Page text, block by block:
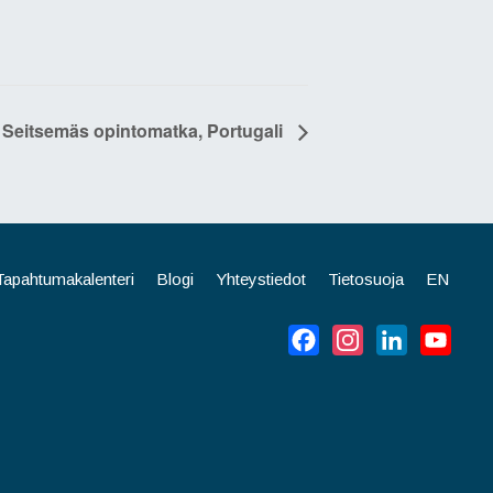
opintomatka, Portugali
Blogi Yhteystiedot Tietosuoja EN
FacebookInstagram
LinkedIn